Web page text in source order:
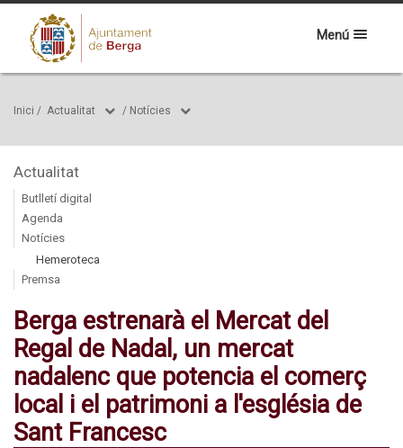
Menú
Inici / Actualitat / Notícies
Actualitat
Butlletí digital
Agenda
Notícies
Hemeroteca
Premsa
Berga estrenarà el Mercat del
Regal de Nadal, un mercat
nadalenc que potencia el comerç
local i el patrimoni a l'església de
Sant Francesc